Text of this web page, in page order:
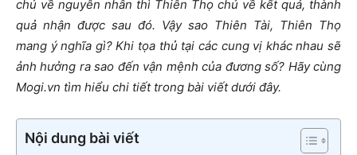
chủ về nguyên nhân thì Thiên Thọ chủ về kết quả, thành
quả nhận được sau đó. Vậy sao Thiên Tài, Thiên Thọ
mang ý nghĩa gì? Khi tọa thủ tại các cung vị khác nhau sẽ
ảnh hưởng ra sao đến vận mệnh của đương số? Hãy cùng
Mogi.vn tìm hiểu chi tiết trong bài viết dưới đây.
Nội dung bài viết